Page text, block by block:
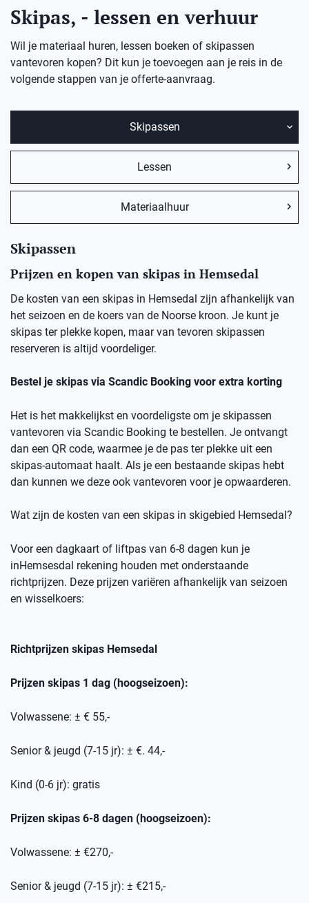
Skipas, - lessen en verhuur
Wil je materiaal huren, lessen boeken of skipassen
vantevoren kopen? Dit kun je toevoegen aan je reis in de
volgende stappen van je offerte-aanvraag.
Skipassen
Lessen
Materiaalhuur
Skipassen
Prijzen en kopen van skipas in Hemsedal
De kosten van een skipas in Hemsedal zijn afhankelijk van
het seizoen en de koers van de Noorse kroon. Je kunt je
skipas ter plekke kopen, maar van tevoren skipassen
reserveren is altijd voordeliger.
Bestel je skipas via Scandic Booking voor extra korting
Het is het makkelijkst en voordeligste om je skipassen
vantevoren via Scandic Booking te bestellen. Je ontvangt
dan een QR code, waarmee je de pas ter plekke uit een
skipas-automaat haalt. Als je een bestaande skipas hebt
dan kunnen we deze ook vantevoren voor je opwaarderen.
Wat zijn de kosten van een skipas in skigebied Hemsedal ?
Voor een dagkaart of liftpas van 6-8 dagen kun je
inHemsesdal rekening houden met onderstaande
richtprijzen. Deze prijzen variëren afhankelijk van seizoen
en wisselkoers:
Richtprijzen skipas Hemsedal
Prijzen skipas 1 dag (hoogseizoen):
Volwassene: ± € 55,-
Senior & jeugd (7-15 jr): ± €. 44,-
Kind (0-6 jr): gratis
Prijzen skipas 6-8 dagen (hoogseizoen):
Volwassene: ± €270,-
Senior & jeugd (7-15 jr): ± €215,-